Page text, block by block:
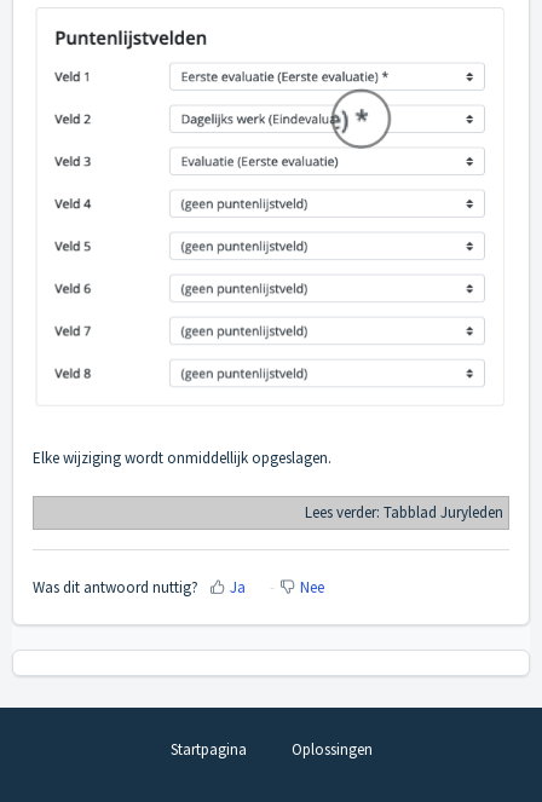
Elke wijziging wordt onmiddellijk opgeslagen.
Lees verder: Tabblad Juryleden
Was dit antwoord nuttig? Ja Nee
Startpagina Oplossingen